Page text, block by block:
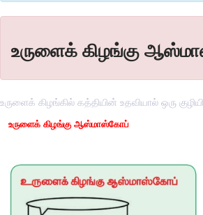
உருளைக் கிழங்கு
உருளைக் கிழங்கில் கத்தியின் உதவியால் ஒரு
உருளைக் கிழங்கு ஆஸ்மாஸ்கோப்